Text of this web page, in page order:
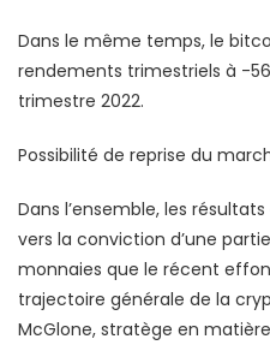
Dans le même temps, le
rendements trimestriels à -
trimestre 2022.
Possibilité de reprise du
Dans l’ensemble, les
vers la conviction d’une
monnaies que le récent
trajectoire générale de la
McGlone, stratège en